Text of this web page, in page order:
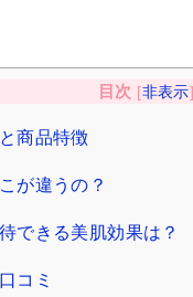
目次 [非表示]
商品特徴
が違うの？
できる美肌効果は？
コミ